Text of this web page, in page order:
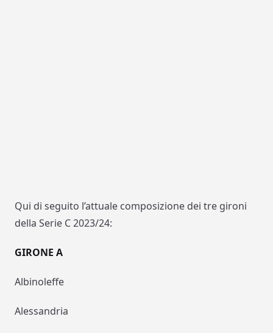
Qui di seguito l’attuale composizione dei tre gironi
della Serie C 2023/24:
GIRONE A
Albinoleffe
Alessandria